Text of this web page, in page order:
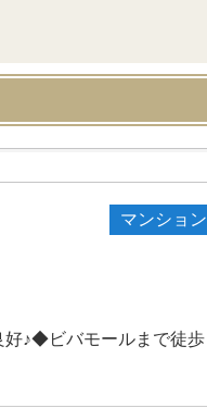
マンション
♪◆ビバモールまで徒歩